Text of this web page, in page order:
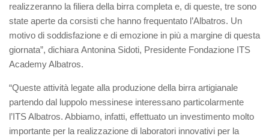
realizzeranno la filiera della birra completa e, di queste, tre sono
state aperte da corsisti che hanno frequentato l’Albatros. Un
motivo di soddisfazione e di emozione in più a margine di questa
giornata”, dichiara Antonina Sidoti, Presidente Fondazione ITS
Academy Albatros.
“Queste attività legate alla produzione della birra artigianale
partendo dal luppolo messinese interessano particolarmente
l’ITS Albatros. Abbiamo, infatti, effettuato un investimento molto
importante per la realizzazione di laboratori innovativi per la